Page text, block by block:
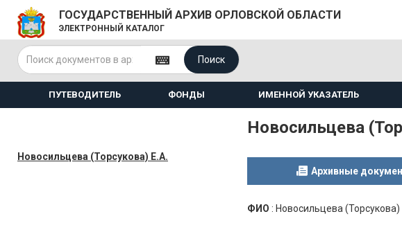
ГОСУДАРСТВЕННЫЙ АРХИВ ОРЛОВСКОЙ ОБЛАСТИ
ЭЛЕКТРОННЫЙ КАТАЛОГ
Поиск
ПУТЕВОДИТЕЛЬ ФОНДЫ ИМЕННОЙ УКАЗАТЕЛЬ
Новосильцева (Торсукова) Е.А.
Новосильцева
Архивные
ФИО : Новосильцева (Торсукова)